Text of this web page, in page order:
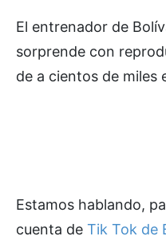
El entrenador de
sorprende con
de a cientos de miles
Estamos hablando,
cuenta de Tik Tok de